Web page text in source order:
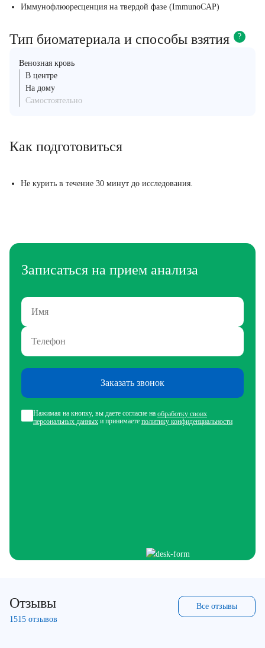
Иммунофлюоресценция на твердой фазе (ImmunoCAP)
Тип биоматериала и способы взятия ?
Венозная кровь
В центре
На дому
Самостоятельно
Как подготовиться
Не курить в течение 30 минут до исследования.
Записаться на прием анализа
Заказать звонок
Нажимая на кнопку, вы даете согласие на обработку своих
персональных данных и принимаете политику конфиденциальности
Отзывы
1515 отзывов
Все отзывы